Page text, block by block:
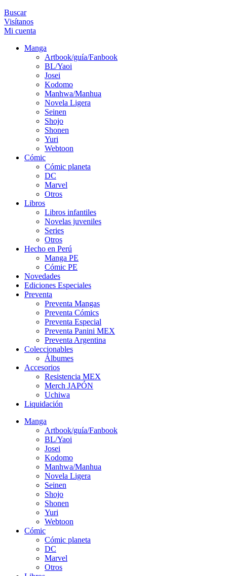
Buscar
Visítanos
Mi cuenta
Manga
Artbook/guía/Fanbook
BL/Yaoi
Josei
Kodomo
Manhwa/Manhua
Novela Ligera
Seinen
Shojo
Shonen
Yuri
Webtoon
Cómic
Cómic planeta
DC
Marvel
Otros
Libros
Libros infantiles
Novelas juveniles
Series
Otros
Hecho en Perú
Manga PE
Cómic PE
Novedades
Ediciones Especiales
Preventa
Preventa Mangas
Preventa Cómics
Preventa Especial
Preventa Panini MEX
Preventa Argentina
Coleccionables
Álbumes
Accesorios
Resistencia MEX
Merch JAPÓN
Uchiwa
Liquidación
Manga
Artbook/guía/Fanbook
BL/Yaoi
Josei
Kodomo
Manhwa/Manhua
Novela Ligera
Seinen
Shojo
Shonen
Yuri
Webtoon
Cómic
Cómic planeta
DC
Marvel
Otros